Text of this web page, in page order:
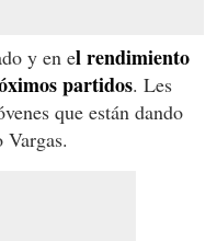
y en el rendimiento
partidos. Les
que están dando